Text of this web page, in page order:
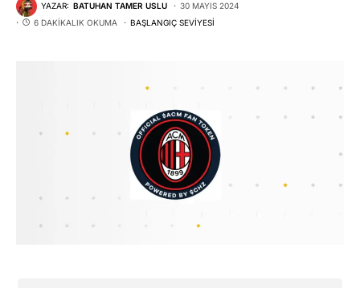
YAZAR: BATUHAN TAMER USLU
30 MAYIS 2024
6 DAKIKALIK OKUMA
BAŞLANGIÇ SEVIYESI